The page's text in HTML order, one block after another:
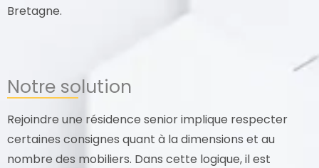
Bretagne.
Notre solution
Rejoindre une résidence senior implique respecter
certaines consignes quant à la dimensions et au
nombre des mobiliers. Dans cette logique, il est